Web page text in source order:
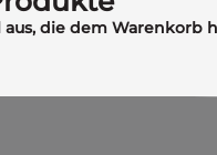
die dem Warenkorb